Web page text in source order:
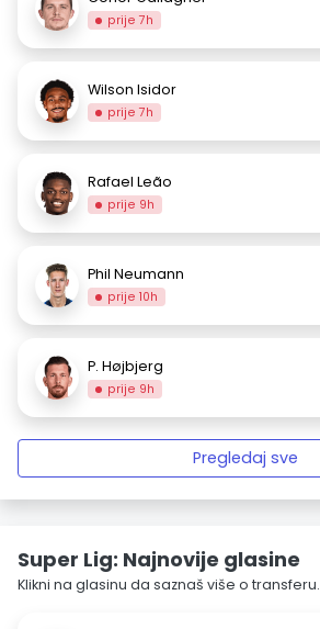
prije 7h
Wilson Isidor
prije 7h
Rafael Leão
prije 9h
Phil Neumann
prije 10h
P. Højbjerg
prije 9h
Pregledaj sve
Super Lig: Najnovije glasine
Klikni na glasinu da saznaš više o transferu.